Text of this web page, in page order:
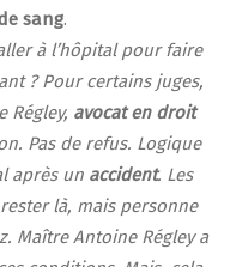
sang.
à l’hôpital pour faire
? Pour certains juges,
Régley, avocat en droit
Pas de refus. Logique
après un accident. Les
là, mais personne
Maître Antoine Régley a